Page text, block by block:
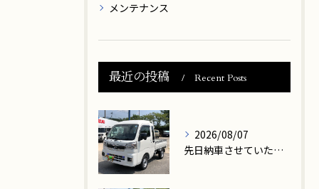
メンテナンス
最近の投稿 Recent Posts
2026/08/07
先日納車させていただきましたお客様は、大津市在住のN様です。